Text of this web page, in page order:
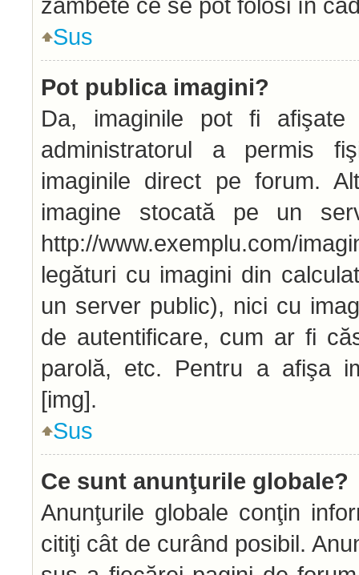
Sus
Pot publica imagini?
Da, imaginile pot fi afişate
administratorul a permis
imaginile direct pe forum.
imagine stocată pe un
http://www.exemplu.com/
legături cu imagini din
un server public), nici cu
de autentificare, cum ar fi
parolă, etc. Pentru a afişa
[img].
Sus
Ce sunt anunţurile globale?
Anunţurile globale conţin
citiţi cât de curând posibil.